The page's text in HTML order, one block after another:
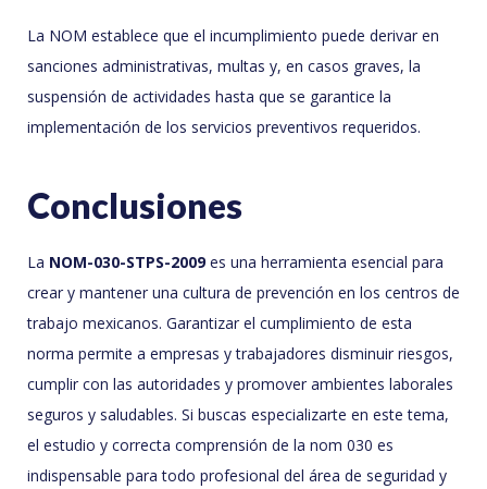
La NOM establece que el incumplimiento puede derivar en
sanciones administrativas, multas y, en casos graves, la
suspensión de actividades hasta que se garantice la
implementación de los servicios preventivos requeridos.
Conclusiones
La NOM-030-STPS-2009es una herramienta esencial para
crear y mantener una cultura de prevención en los centros de
trabajo mexicanos. Garantizar el cumplimiento de esta
norma permite a empresas y trabajadores disminuir riesgos,
cumplir con las autoridades y promover ambientes laborales
seguros y saludables. Si buscas especializarte en este tema,
el estudio y correcta comprensión de la nom 030 es
indispensable para todo profesional del área de seguridad y